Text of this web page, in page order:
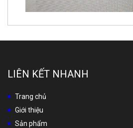
LIÊN KẾT NHANH
Trang chủ
Giới thiệu
Sản phẩm